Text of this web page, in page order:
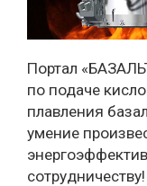
Портал
по подаче
плавления
умение
сотрудничеству!